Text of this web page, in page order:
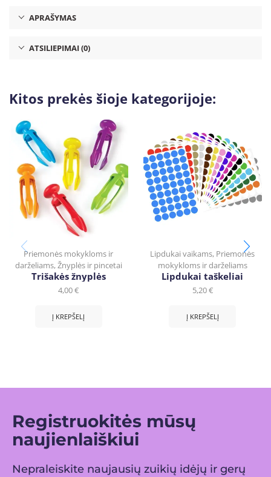
APRAŠYMAS
ATSILIEPIMAI (0)
Kitos prekės šioje kategorijoje:
Priemonės mokykloms ir
darželiams,Žnyplės ir pincetai
Trišakės žnyplės
4,00€
Į KREPŠELĮ
Lipdukai vaikams, Priemonės
mokykloms ir darželiams
Lipdukai taškeliai
5,20€
Į KREPŠELĮ
Registruokitės mūsų
naujienlaiškiui
Nepraleiskite naujausių zuikių idėjų ir gerų